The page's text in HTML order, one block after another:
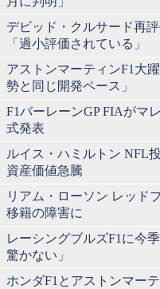
デビッド・クルサード再
「過小評価されている」
アストンマーティンF1大
勢と同じ開発ペース」
F1バーレーンGP FIAがマ
式発表
ルイス・ハミルトン NFL
資産価値急騰
リアム・ローソン レッド
移籍の障害に
レーシングブルズF1に今
驚かない」
ホンダF1とアストンマー